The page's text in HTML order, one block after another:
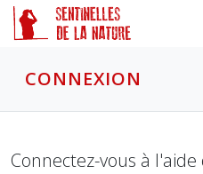
CONNEXION
Connectez-vous à
Panneau de gestion des